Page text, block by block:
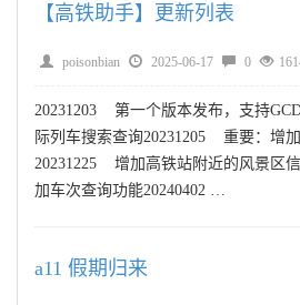
【高铁助手】更新列表
poisonbian 2025-06-17 0
20231203 第一个版本发布，支持
际列车搜索查询20231205 重要：增
20231225 增加高铁站附近的风景区
加车次查询功能20240402 …
a11 假期归来